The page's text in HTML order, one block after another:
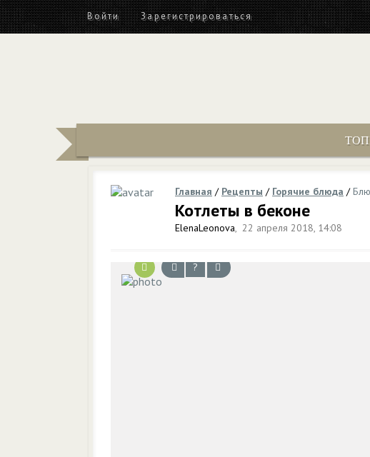
Войти Зарегистрироваться
Главная / Рецепты / Горячие блюда /
Котлеты в беконе
ElenaLeonova, 22 апреля 2018, 14:08
?